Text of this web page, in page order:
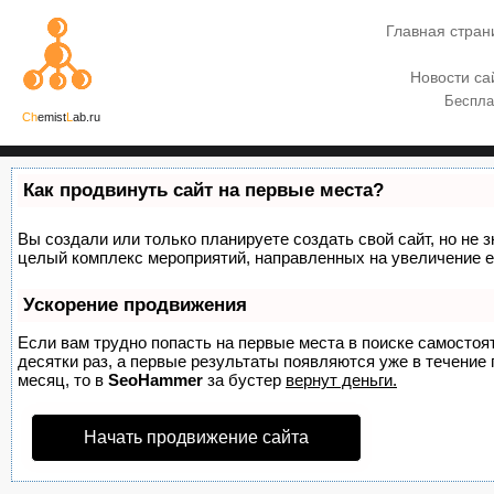
ChemistL ab.ru
Главная
Новости
Как продвинуть сайт на первые места?
Вы создали или только планируете создать свой сайт, но не
целый комплекс мероприятий, направленных на увеличение
Ускорение продвижения
Если вам трудно попасть на первые места в поиске
десятки раз, а первые результаты появляются уже в
месяц, то в SeoHammer за бустер вернут деньги.
Начать продвижение сайта